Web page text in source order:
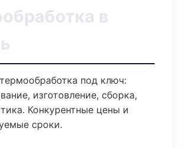
в
под ключ:
изготовление, сборка,
Конкурентные цены и
сроки.